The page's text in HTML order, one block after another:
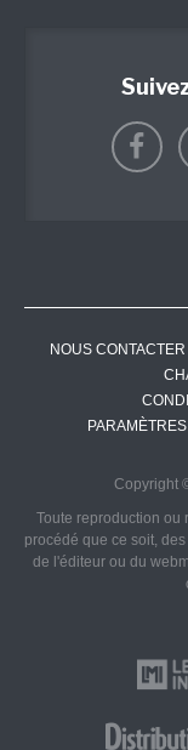
NOUS CONTACTER
Copyright
Toute reproduction ou
procédé que ce soit,
de l'éditeur ou du